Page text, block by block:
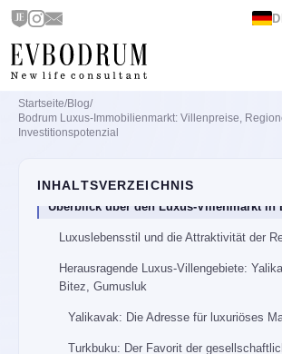
Startseite/Blog/
Bodrum Luxus-Immobilienmarkt: Villenpreise,
Investitionspotenzial
INHALTSVERZEICHNIS
Überblick über den Luxus-Villenmarkt in
Luxuslebensstil und die Attraktivität der
Herausragende Luxus-Villengebiete:
Bitez, Gumusluk
Yalikavak: Die Adresse für luxuriöses
Turkbuku: Der Favorit der